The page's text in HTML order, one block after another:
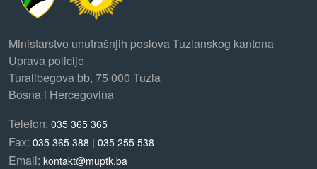
Ministarstvo unutrašnjih poslova Tuzlanskog kantona
Uprava policije
Turalibegova bb, 75 000 Tuzla
Bosna i Hercegovina
Telefon: 035 365 365
Fax: 035 365 388 | 035 255 538
Email: kontakt@muptk.ba